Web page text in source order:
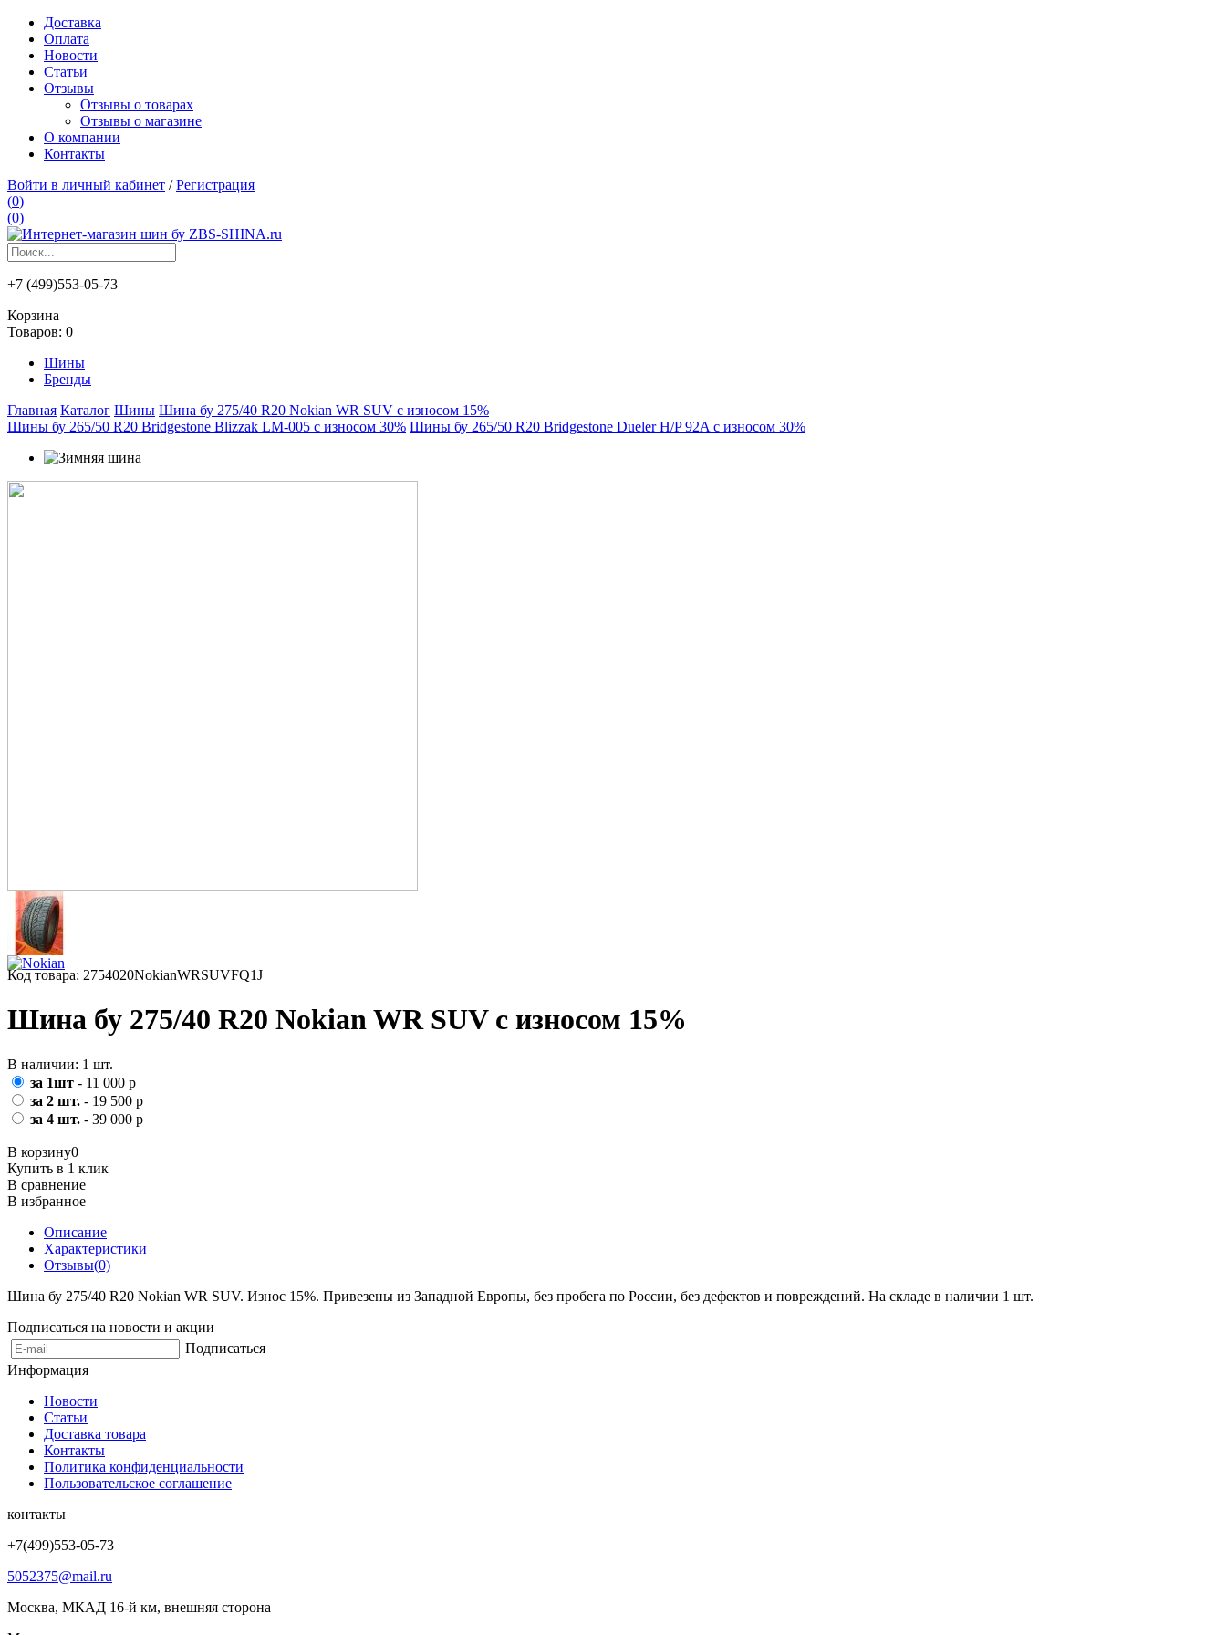
Доставка
Оплата
Новости
Статьи
Отзывы
Отзывы о товарах
Отзывы о магазине
О компании
Контакты
Войти в личный кабинет /Регистрация
(0)
(0)
+7 (499)553-05-73
Корзина
Товаров: 0
Шины
Бренды
Главная Каталог Шины Шина бу 275/40 R20 Nokian WR SUV с износом 15%
Шины бу 265/50 R20 Bridgestone Blizzak LM-005 с износом 30% Шины бу 265/50 R20 Bridgestone Dueler H/P 92A с износом 30%
Код товара: 2754020NokianWRSUVFQ1J
Шина бу 275/40 R20 Nokian WR SUV с износом 15%
В наличии: 1 шт.
за 1шт - 11 000 р
за 2 шт. - 19 500 р
за 4 шт. - 39 000 р
В корзину0
Купить в 1 клик
В сравнение
В избранное
Описание
Характеристики
Отзывы(0)
Шина бу 275/40 R20 Nokian WR SUV. Износ 15%. Привезены из Западной Европы, без пробега по России, без дефектов и повреждений. На складе в наличии 1 шт.
Подписаться на новости и акции
Подписаться
Информация
Новости
Статьи
Доставка товара
Контакты
Политика конфиденциальности
Пользовательское соглашение
контакты
+7(499)553-05-73
5052375@mail.ru
Москва, МКАД 16-й км, внешняя сторона